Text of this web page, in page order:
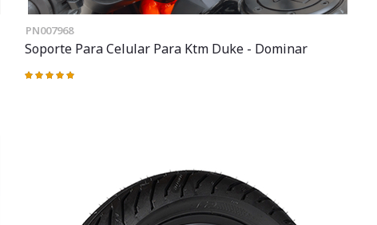
PN007968
Soporte Para Celular Para Ktm Duke - Dominar
Valoración: